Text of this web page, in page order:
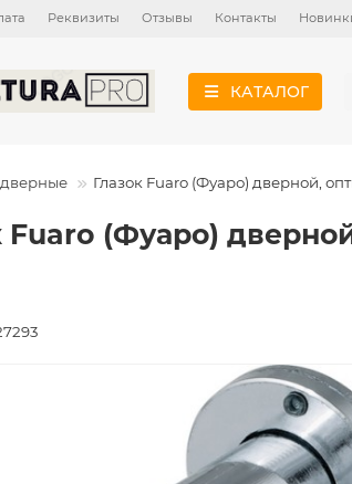
Реквизиты Отзывы Контакты
КАТАЛОГ
дверные Глазок Fuaro (Фуаро) дверной,
Fuaro (Фуаро)